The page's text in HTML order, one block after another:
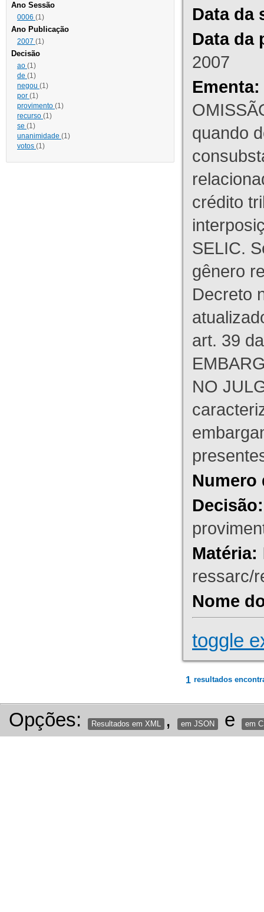
Ano Sessão
0006 (1)
Ano Publicação
2007 (1)
Decisão
ao (1)
de (1)
negou (1)
por (1)
provimento (1)
recurso (1)
se (1)
unanimidade (1)
votos (1)
Data da
Data da
2007
Ementa:
quando
crédito
SELIC.
gênero
Decreto
art. 39
NO
Numero
Decisão:
Matéria:
ressarc/
Nome
toggle
1 resultados
Opções: Resultados em XML , em JSON e em